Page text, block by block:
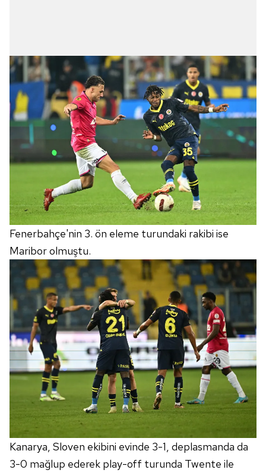
Fenerbahçe'nin 3. ön eleme turundaki rakibi ise
Maribor olmuştu.
Kanarya, Sloven ekibini evinde 3-1, deplasmanda da
3-0 mağlup ederek play-off turunda Twente ile